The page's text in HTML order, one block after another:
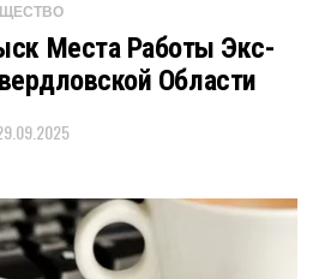
Места Работы Экс-
Области